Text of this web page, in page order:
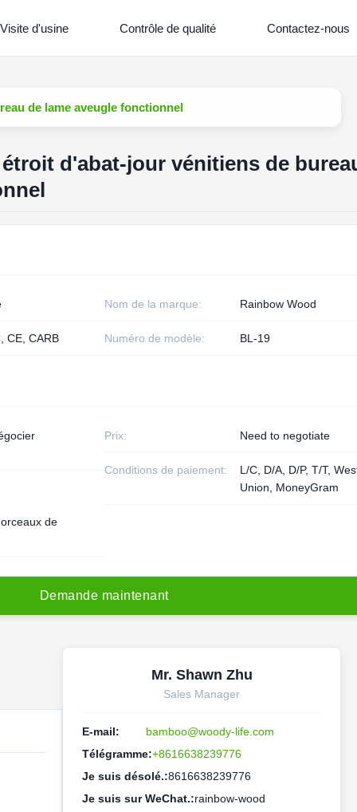
Visite d'usine Contrôle de qualité Contactez-nous
de lame aveugle fonctionnel
d'abat-jour vénitiens de
Nom de la marque: Rainbow Wood
CE, CARB Numéro de modèle: BL-19
Prix: Need to negotiate
Conditions de paiement:
L/C, D/A, D/P, T/T,
Union, MoneyGram
de
Demande maintenant
Mr. Shawn Zhu
Sales Manager
E-mail:
bamboo@woody-life.com
Télégramme:+8616638239776
Je suis désolé.:8616638239776
Je suis sur WeChat.:rainbow-wood